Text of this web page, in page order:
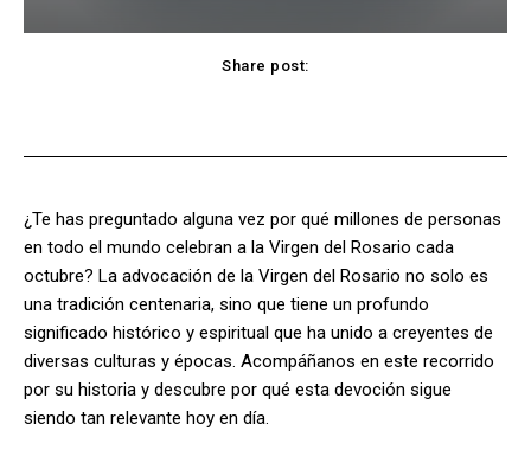
Share post:
¿Te has preguntado alguna vez por qué millones de personas
en todo el mundo celebran a la Virgen del Rosario cada
octubre? La advocación de la Virgen del Rosario no solo es
una tradición centenaria, sino que tiene un profundo
significado histórico y espiritual que ha unido a creyentes de
diversas culturas y épocas. Acompáñanos en este recorrido
por su historia y descubre por qué esta devoción sigue
siendo tan relevante hoy en día.